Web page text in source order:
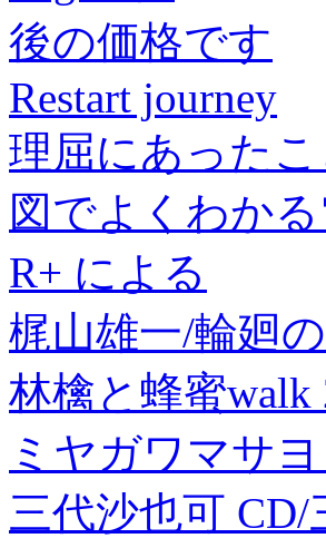
後の価格です
Restart journey
理屈にあったこ
図でよくわか
R+ による
梶山雄一/輪廻
林檎と蜂蜜
ミヤガワマサ
三代沙也可 CD/